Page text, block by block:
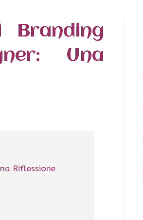
Branding
Una
Riflessione